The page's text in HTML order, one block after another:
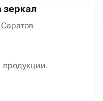
зеркал
продукции.